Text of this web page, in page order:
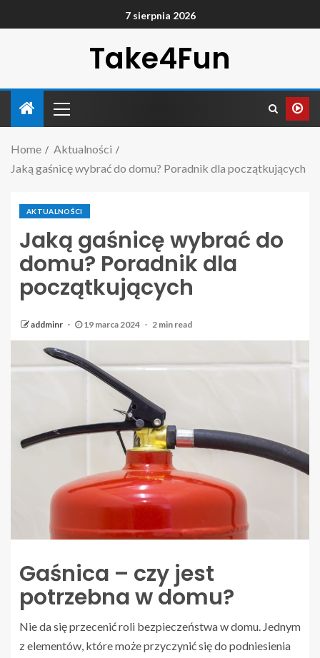
7 sierpnia 2026
Take4Fun
Home
Aktualności
Jaką gaśnicę wybrać do domu? Poradnik dla początkujących
AKTUALNOŚCI
Jaką gaśnicę wybrać do
domu? Poradnik dla
początkujących
addminr 19 marca 2024 2 min read
Gaśnica – czy jest
potrzebna w domu?
Nie da się przecenić roli bezpieczeństwa w domu. Jednym
z elementów, które może przyczynić się do podniesienia